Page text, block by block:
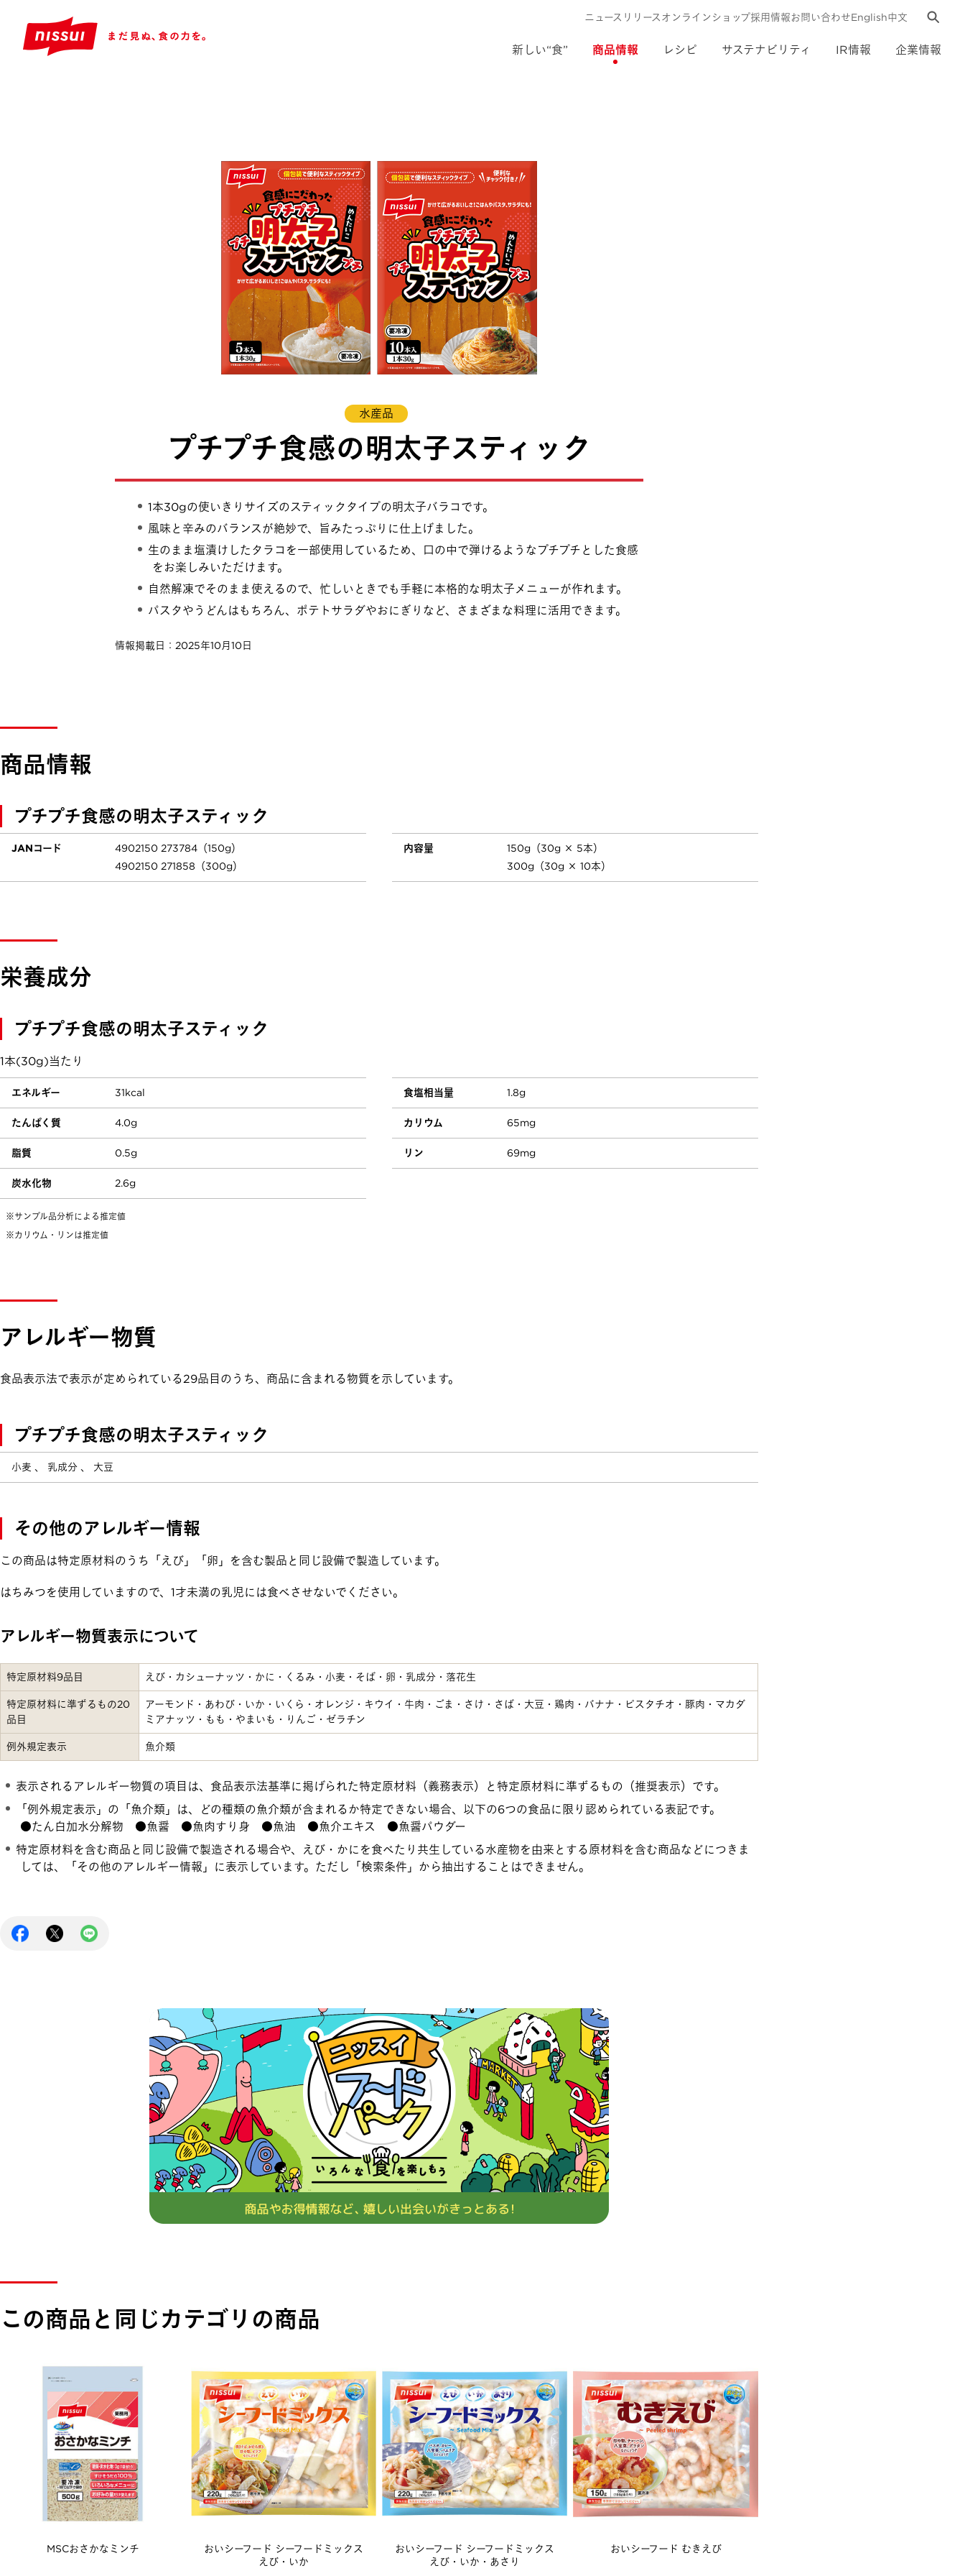
新しい“食” 商品情報 レシピ サステナビリティ IR情報 企業情報
ニュースリリースオンラインショップ採用情報お問い合わせEnglish中文
水産品
プチプチ食感の明太子スティック
1本30gの使いきりサイズのスティックタイプの明太子バラコです。
風味と辛みのバランスが絶妙で、旨みたっぷりに仕上げました。
生のまま塩漬けしたタラコを一部使用しているため、口の中で弾けるようなプチプチとした食感
をお楽しみいただけます。
自然解凍でそのまま使えるので、忙しいときでも手軽に本格的な明太子メニューが作れます。
パスタやうどんはもちろん、ポテトサラダやおにぎりなど、さまざまな料理に活用できます。
情報掲載日：2025年10月10日
商品情報
プチプチ食感の明太子スティック
JANコード
4902150 273784（150g）
4902150 271858（300g）
内容量
150g（30g × 5本）
300g（30g × 10本）
栄養成分
プチプチ食感の明太子スティック
1本(30g)当たり
エネルギー 31kcal
たんぱく質 4.0g
脂質 0.5g
炭水化物 2.6g
食塩相当量 1.8g
カリウム 65mg
リン 69mg
※サンプル品分析による推定値
※カリウム・リンは推定値
アレルギー物質
食品表示法で表示が定められている29品目のうち、商品に含まれる物質を示しています。
プチプチ食感の明太子スティック
小麦 、 乳成分 、 大豆
その他のアレルギー情報
この商品は特定原材料のうち「えび」「卵」を含む製品と同じ設備で製造しています。
はちみつを使用していますので、1才未満の乳児には食べさせないでください。
アレルギー物質表示について
特定原材料9品目 えび・カシューナッツ・かに・くるみ・小麦・そば・卵・乳成分・落花生
特定原材料に準ずるもの20
品目
アーモンド・あわび・いか・いくら・オレンジ・キウイ・牛肉・ごま・さけ・さば・大豆・鶏肉・バナナ・ピスタチオ・豚肉・マカダ
ミアナッツ・もも・やまいも・りんご・ゼラチン
例外規定表示 魚介類
表示されるアレルギー物質の項目は、食品表示法基準に掲げられた特定原材料（義務表示）と特定原材料に準ずるもの（推奨表示）です。
「例外規定表示」の「魚介類」は、どの種類の魚介類が含まれるか特定できない場合、以下の6つの食品に限り認められている表記です。
●たん白加水分解物 ●魚醤 ●魚肉すり身 ●魚油 ●魚介エキス ●魚醤パウダー
特定原材料を含む商品と同じ設備で製造される場合や、えび・かにを食べたり共生している水産物を由来とする原材料を含む商品などにつきま
しては、「その他のアレルギー情報」に表示しています。ただし「検索条件」から抽出することはできません。
この商品と同じカテゴリの商品
MSCおさかなミンチ おいシーフード シーフードミックス
えび・いか
おいシーフード シーフードミックス
えび・いか・あさり
おいシーフード むきえび